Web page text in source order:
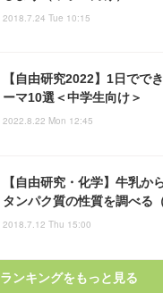
2018.7.24 Tue 10:15
【自由研究2022】1日でで
ーマ10選＜中学生向け＞
2022.8.22 Mon 12:45
【自由研究・化学】牛乳か
タンパク質の性質を調べる
2018.7.12 Thu 15:00
ランキングをもっと見る